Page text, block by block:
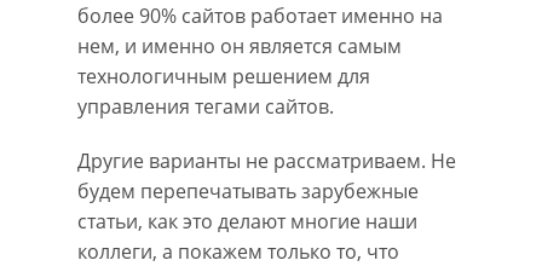
более 90% сайтов работает именно на
нем, и именно он является самым
технологичным решением для
управления тегами сайтов.
Другие варианты не рассматриваем. Не
будем перепечатывать зарубежные
статьи, как это делают многие наши
коллеги, а покажем только то, что